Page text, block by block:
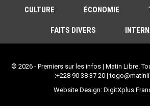
CULTURE ÉCONOMIE
FAITS DIVERS
© 2026 - Premiers sur les infos | Matin Libre.
:+228 90 38 37 20 |
Website Design: DigitXplus